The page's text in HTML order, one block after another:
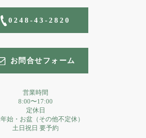
0248-43-2820
お問合せフォーム
営業時間
8:00〜17:00
定休日
始・お盆（その他不定休）
土日祝日 要予約